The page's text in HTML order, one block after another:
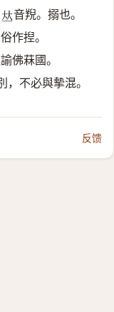
𠀤音䍲。搦也。
作揑。
佛菻國。
不必與摰混。
反馈